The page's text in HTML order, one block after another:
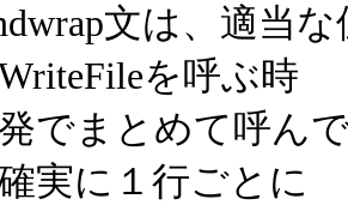
文は、適当
を呼ぶ時
でまとめて呼ん
実に１行ごとに